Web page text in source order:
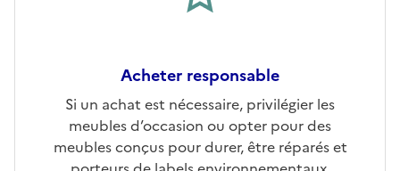
Acheter responsable
Ouvre une nouvelle fenêtre
Si un achat est nécessaire, privilégier les
meubles d’occasion ou opter pour des
meubles conçus pour durer, être réparés et